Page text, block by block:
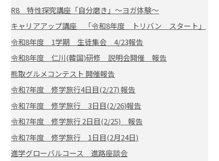
R8 特性探究講座「自分磨き」～ヨガ体験～
キャリアアップ講座 「令和8年度 トリバン スタート」
令和8年度 1学期 生徒集会 4/23報告
令和8年度 仁川(韓国)研修 説明会開催 報告
熊取グルメコンテスト 開催報告
令和7年度 修学旅行4日目(2/27) 報告
令和7年度 修学旅行 3日目(2/26)報告
令和7年度 修学旅行 2日目(2/25) 報告
令和7年度 修学旅行 1日目(2月24日)
進学グローバルコース 進路座談会